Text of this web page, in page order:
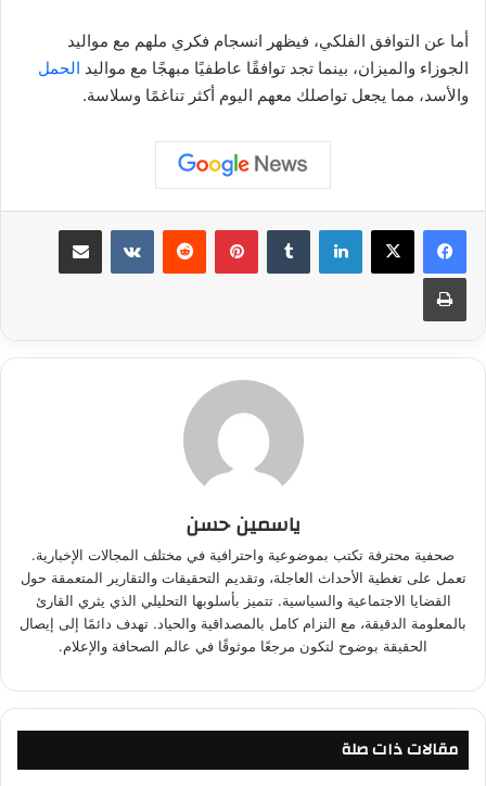
أما عن التوافق الفلكي، فيظهر انسجام فكري ملهم مع مواليد
الجوزاء والميزان، بينما تجد توافقًا عاطفيًا مبهجًا مع مواليد الحمل
والأسد، مما يجعل تواصلك معهم اليوم أكثر تناغمًا وسلاسة.
لينكدإن بينتيريست مشاركة عبر البريد
طباعة
ياسمين حسن
صحفية محترفة تكتب بموضوعية واحترافية في مختلف المجالات الإخبارية.
تعمل على تغطية الأحداث العاجلة، وتقديم التحقيقات والتقارير المتعمقة حول
القضايا الاجتماعية والسياسية. تتميز بأسلوبها التحليلي الذي يثري القارئ
بالمعلومة الدقيقة، مع التزام كامل بالمصداقية والحياد. تهدف دائمًا إلى إيصال
الحقيقة بوضوح لتكون مرجعًا موثوقًا في عالم الصحافة والإعلام.
مقالات ذات صلة